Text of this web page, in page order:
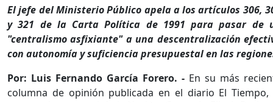
El jefe del Ministerio Público apela a los artículos 306,
y 321 de la Carta Política de 1991 para pasar de
"centralismo asfixiante" a una descentralización
con autonomía y suficiencia presupuestal en las
Por: Luis Fernando García Forero. - En su más
columna de opinión publicada en el diario El Tiempo,